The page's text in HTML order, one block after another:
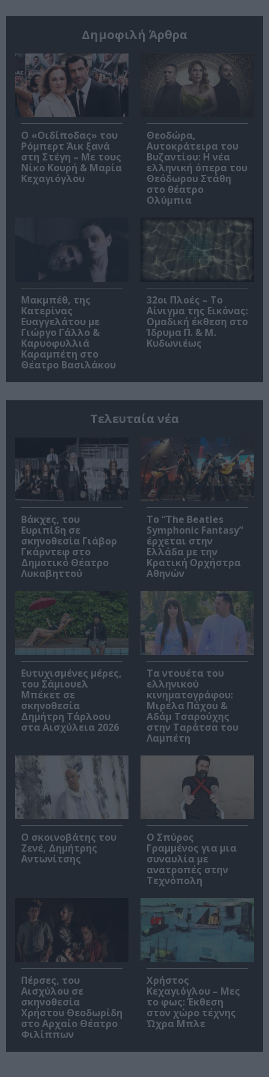
Δημοφιλή Άρθρα
O «Οιδίποδας» του
Ρόμπερτ Άικ ξανά
στη Στέγη – Με τους
Νίκο Κουρή & Μαρία
Κεχαγιόγλου
Θεοδώρα,
Αυτοκράτειρα του
Βυζαντίου: Η νέα
ελληνική όπερα του
Θεόδωρου Στάθη
στο θέατρο
Ολύμπια
Μακμπέθ, της
Κατερίνας
Ευαγγελάτου με
Γιώργο Γάλλο &
Καρυοφυλλιά
Καραμπέτη στο
Θέατρο Βασιλάκου
32οι Πλοές – Το
Αίνιγμα της Εικόνας:
Ομαδική έκθεση στο
Ίδρυμα Π. & Μ.
Κυδωνιέως
Τελευταία νέα
Βάκχες, του
Ευριπίδη σε
σκηνοθεσία Γιάβορ
Γκάρντεφ στο
Δημοτικό Θέατρο
Λυκαβηττού
Το “The Beatles
Symphonic Fantasy”
έρχεται στην
Ελλάδα με την
Κρατική Ορχήστρα
Αθηνών
Ευτυχισμένες μέρες,
του Σάμιουελ
Μπέκετ σε
σκηνοθεσία
Δημήτρη Τάρλοου
στα Αισχύλεια 2026
Τα ντουέτα του
ελληνικού
κινηματογράφου:
Μιρέλα Πάχου &
Αδάμ Τσαρούχης
στην Ταράτσα του
Λαμπέτη
Ο σκοινοβάτης του
Ζενέ, Δημήτρης
Αντωνίτσης
Ο Σπύρος
Γραμμένος για μια
συναυλία με
ανατροπές στην
Τεχνόπολη
Πέρσες, του
Αισχύλου σε
σκηνοθεσία
Χρήστου Θεοδωρίδη
στο Αρχαίο Θέατρο
Φιλίππων
Χρήστος
Κεχαγιόγλου – Μες
το φως: Έκθεση
στον χώρο τέχνης
Ώχρα Μπλε